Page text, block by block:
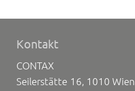
Kontakt
CONTAX
Seilerstätte 16, 1010 Wien